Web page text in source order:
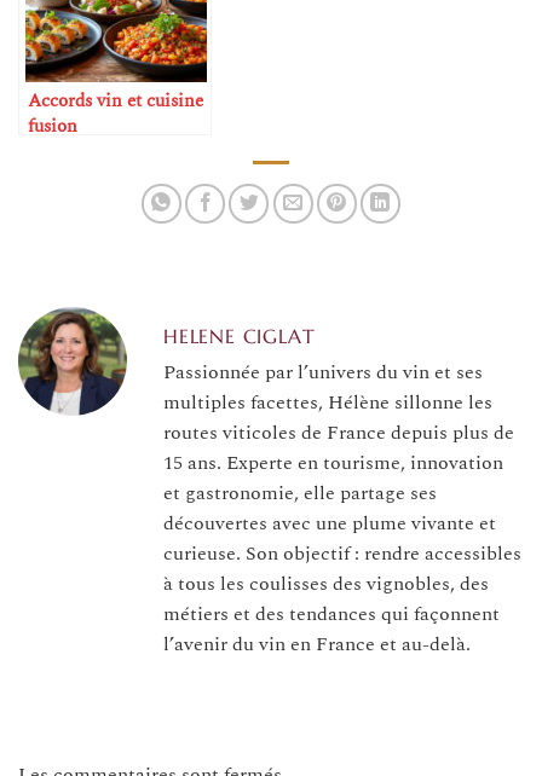
Accords vin et cuisine
fusion
HELENE CIGLAT
Passionnée par l’univers du vin et ses
multiples facettes, Hélène sillonne les
routes viticoles de France depuis plus de
15 ans. Experte en tourisme, innovation
et gastronomie, elle partage ses
découvertes avec une plume vivante et
curieuse. Son objectif : rendre accessibles
à tous les coulisses des vignobles, des
métiers et des tendances qui façonnent
l’avenir du vin en France et au-delà.